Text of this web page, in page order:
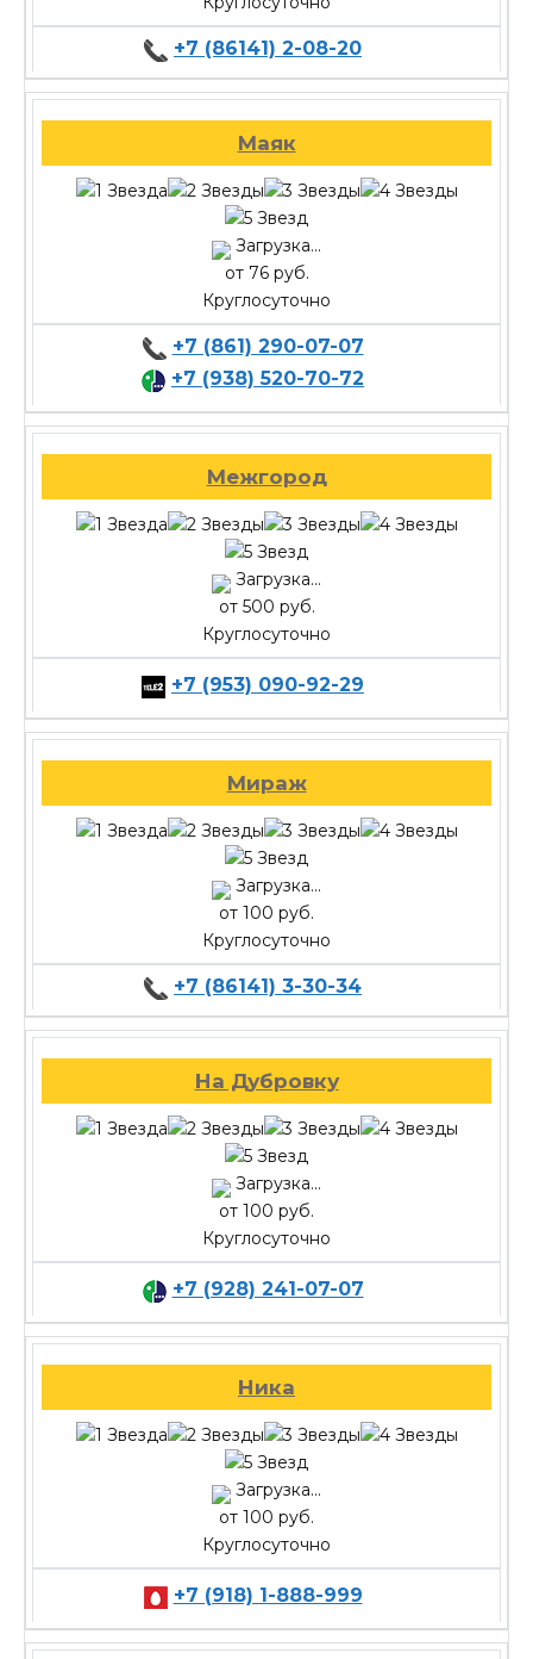
+7 (86141) 2-08-20
Маяк
Загрузка...
от 76 руб.
Круглосуточно
+7 (861) 290-07-07
+7 (938) 520-70-72
Межгород
Загрузка...
от 500 руб.
Круглосуточно
+7 (953) 090-92-29
Мираж
Загрузка...
от 100 руб.
Круглосуточно
+7 (86141) 3-30-34
На Дубровку
Загрузка...
от 100 руб.
Круглосуточно
+7 (928) 241-07-07
Ника
Загрузка...
от 100 руб.
Круглосуточно
+7 (918) 1-888-999